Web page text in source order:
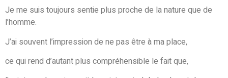
Je me suis toujours sentie plus proche de la nature que de
l’homme.
J’ai souvent l’impression de ne pas être à ma place,
ce qui rend d’autant plus compréhensible le fait que,